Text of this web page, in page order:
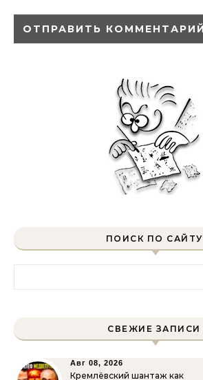
ПОИСК ПО САЙТУ
СВЕЖИЕ ЗАПИСИ
Авг 08, 2026
Кремлёвский шантаж как